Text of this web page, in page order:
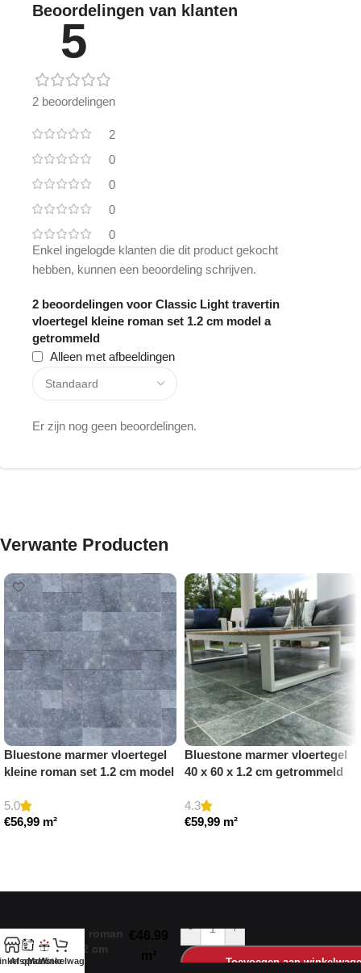
Beoordelingen van klanten
5
2 beoordelingen
2
0
0
0
0
2 beoordelingen voor Classic Light travertin
vloertegel kleine roman set 1.2 cm model a
getrommeld
Alleen met afbeeldingen
Er zijn nog geen beoordelingen.
Enkel ingelogde klanten die dit product gekocht
hebben, kunnen een beoordeling schrijven.
Verwante Producten
Bluestone marmer vloertegel
kleine roman set 1.2 cm model
5.0
€56,99 m²
Bluestone marmer vloertegel
40 x 60 x 1.2 cm getrommeld
4.3
€59,99 m²
op
Afspraak
Monster
Winkelwagen
kleine roman
set 1.2 cm
model a
€46,99
m²
- +
Toevoegen aan